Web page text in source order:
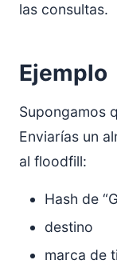
las consultas.
Ejemplo
Supongamos
Enviarías un
al floodfill:
Hash de
destino
marca de